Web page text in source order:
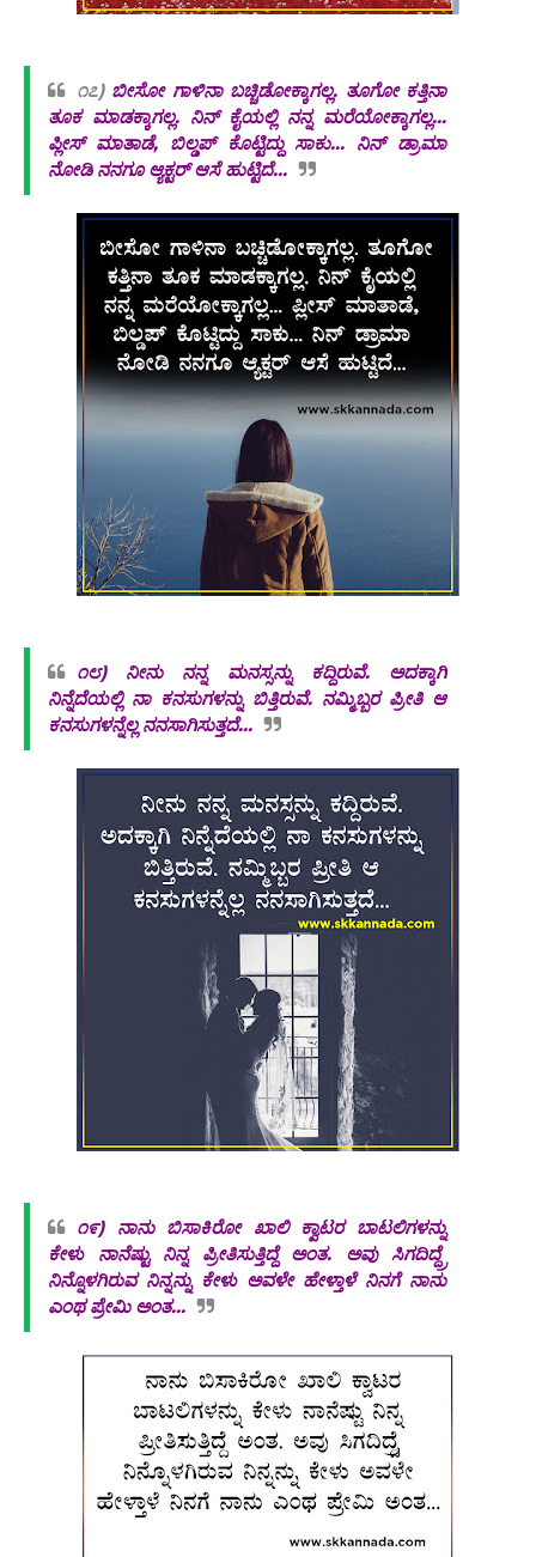
೧೭) ಬೀಸೋ ಗಾಳಿನಾ ಬಚ್ಚಿಡೋಕ್ಕಾಗಲ್ಲ. ತೂಗೋ ಕತ್ತಿನಾ
ತೂಕ ಮಾಡಕ್ಕಾಗಲ್ಲ. ನಿನ್ ಕೈಯಲ್ಲಿ ನನ್ನ ಮರೆಯೋಕ್ಕಾಗಲ್ಲ...
ಪ್ಲೀಸ್ ಮಾತಾಡೆ, ಬಿಲ್ಡಪ್ ಕೊಟ್ಟಿದ್ದು ಸಾಕು... ನಿನ್ ಡ್ರಾಮಾ
ನೋಡಿ ನನಗೂ ಆ್ಯಕ್ಟರ್ ಆಸೆ ಹುಟ್ಟಿದೆ...
೧೮) ನೀನು ನನ್ನ ಮನಸ್ಸನ್ನು ಕದ್ದಿರುವೆ. ಅದಕ್ಕಾಗಿ
ನಿನ್ನೆದೆಯಲ್ಲಿ ನಾ ಕನಸುಗಳನ್ನು ಬಿತ್ತಿರುವೆ. ನಮ್ಮಿಬ್ಬರ ಪ್ರೀತಿ ಆ
ಕನಸುಗಳನ್ನೆಲ್ಲ ನನಸಾಗಿಸುತ್ತದೆ...
೧೯) ನಾನು ಬಿಸಾಕಿರೋ ಖಾಲಿ ಕ್ವಾಟರ ಬಾಟಲಿಗಳನ್ನು
ಕೇಳು ನಾನೆಷ್ಟು ನಿನ್ನ ಪ್ರೀತಿಸುತ್ತಿದ್ದೆ ಅಂತ. ಅವು ಸಿಗದಿದ್ದ್ರೆ
ನಿನ್ನೊಳಗಿರುವ ನಿನ್ನನ್ನು ಕೇಳು ಅವಳೇ ಹೇಳ್ತಾಳೆ ನಿನಗೆ ನಾನು
ಎಂಥ ಪ್ರೇಮಿ ಅಂತ...